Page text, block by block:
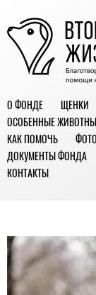
О ФОНДЕ ЩЕНКИ
ОСОБЕННЫЕ
КАК ПОМОЧЬ
ДОКУМЕНТЫ ФОНДА
КОНТАКТЫ